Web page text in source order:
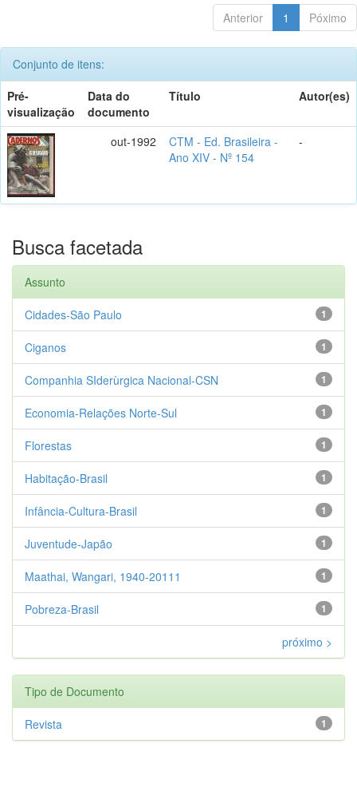
Anterior 1 Póximo
Conjunto de itens:
Pré-
visualização
Data do
documento
Título Autor(es)
out-1992
CTM - Ed. Brasileira -
Ano XIV - Nº 154
-
Busca facetada
Assunto
1
Cidades-São Paulo
1
Ciganos
1
Companhia SIderùrgica Nacional-CSN
1
Economia-Relações Norte-Sul
1
Florestas
1
Habitação-Brasil
1
Infância-Cultura-Brasil
1
Juventude-Japão
1
Maathai, Wangari, 1940-20111
1
Pobreza-Brasil
próximo >
Tipo de Documento
1
Revista